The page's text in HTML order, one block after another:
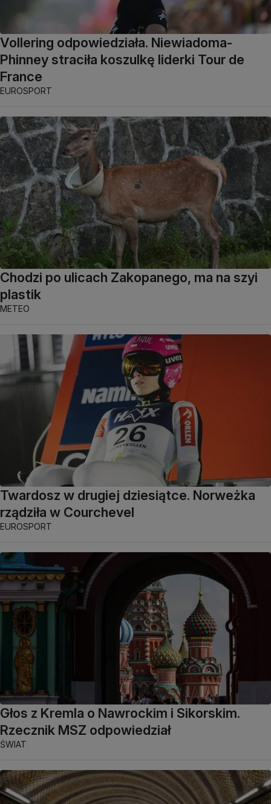
Vollering odpowiedziała. Niewiadoma-
Phinney straciła koszulkę liderki Tour de
France
EUROSPORT
Chodzi po ulicach Zakopanego, ma na szyi
plastik
METEO
Twardosz w drugiej dziesiątce. Norweżka
rządziła w Courchevel
EUROSPORT
Głos z Kremla o Nawrockim i Sikorskim.
Rzecznik MSZ odpowiedział
ŚWIAT